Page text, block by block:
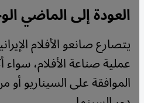
العودة إلى الماضي
يتصارع صانعو الأفلام
عملية صناعة الأفلام،
الموافقة على السيناريو